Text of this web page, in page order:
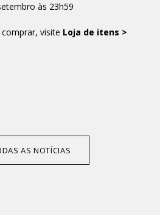
às 23h59
visite Loja de itens >
AS NOTÍCIAS